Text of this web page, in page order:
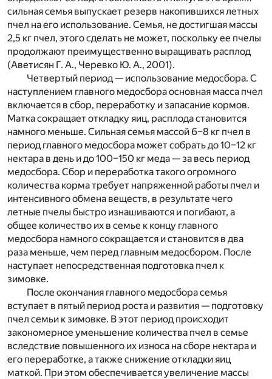
сильная семья выпускает резерв накопившихся летных
пчел на его использование. Семья, не достигшая массы
2,5 кг пчел, этого сделать не может, поскольку ее пчелы
продолжают преимущественно выращивать расплод
(Аветисян Г. А., Черевко Ю. А., 2001).
Четвертый период — использование медосбора. С
наступлением главного медосбора основная масса пчел
включается в сбор, переработку и запасание кормов.
Матка сокращает откладку яиц, расплода становится
намного меньше. Сильная семья массой 6–8 кг пчел в
период главного медосбора может собрать до 10–12 кг
нектара в день и до 100–150 кг меда — за весь период
медосбора. Сбор и переработка такого огромного
количества корма требует напряженной работы пчел и
интенсивного обмена веществ, в результате чего
летные пчелы быстро изнашиваются и погибают, а
общее количество их в семье к концу главного
медосбора намного сокращается и становится в два
раза меньше, чем перед главным медосбором. После
наступает непосредственная подготовка пчел к
зимовке.
После окончания главного медосбора семья
вступает в пятый период роста и развития — подготовку
пчел семьи к зимовке. В этот период происходит
закономерное уменьшение количества пчел в семье
вследствие повышенного их износа на сборе нектара и
его переработке, а также снижение откладки яиц
маткой. При этом обеспечивается увеличение массы